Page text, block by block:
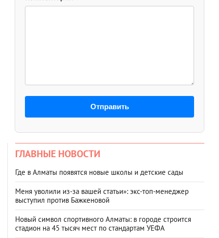
Отправить
ГЛАВНЫЕ НОВОСТИ
Где в Алматы появятся новые школы и детские сады
Меня уволили из-за вашей статьи»: экс-топ-менеджер
выступил против Бажкеновой
Новый символ спортивного Алматы: в городе строится
стадион на 45 тысяч мест по стандартам УЕФА